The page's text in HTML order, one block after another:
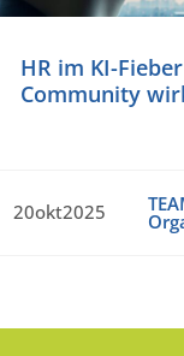
HR im KI-
Community
20okt2025